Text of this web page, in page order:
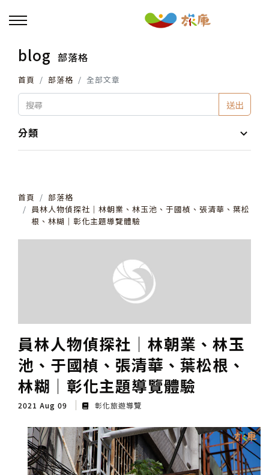
回主選單
活動報名
小旅行及主題導覽
其他活動
blog 部落格
首頁 部落格 全部文章
送出
分類
首頁
部落格
員林人物偵探社│林朝業、林玉池、于國楨、張清華、葉松
根、林糊│彰化主題導覽體驗
員林人物偵探社│林朝業、林玉
池、于國楨、張清華、葉松根、
林糊│彰化主題導覽體驗
2021 Aug 09 彰化旅遊導覽